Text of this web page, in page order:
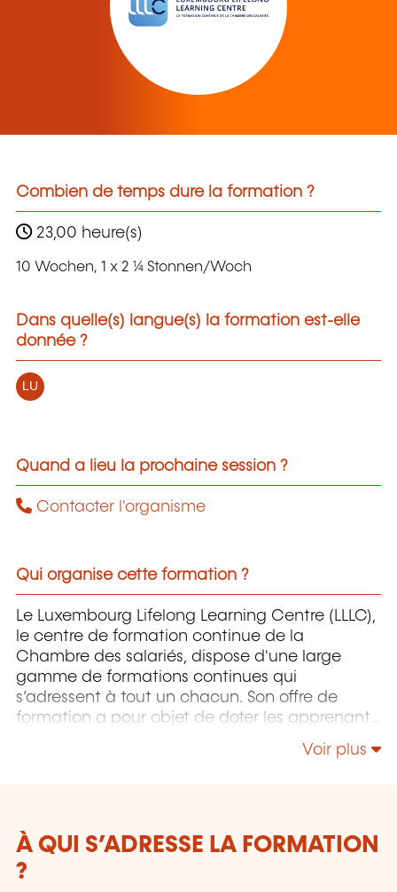
Combien de temps dure la formation ?
23,00 heure(s)
10 Wochen, 1 x 2 ¼ Stonnen/Woch
Dans quelle(s) langue(s) la formation est-elle
donnée ?
LU
Quand a lieu la prochaine session ?
Contacter l'organisme
Qui organise cette formation ?
Le Luxembourg Lifelong Learning Centre (LLLC),
le centre de formation continue de la
Chambre des salariés, dispose d'une large
gamme de formations continues qui
s’adressent à tout un chacun. Son offre de
formation a pour objet de doter les apprenants
approprié pour maîtriser un environnement de
parcours professionnels. Le LLLC propose une
panoplie importante de formations: des cours
du soir; des séminaires, qui peuvent être
Voir plus
À QUI S’ADRESSE LA FORMATION
?